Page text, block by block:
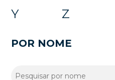
Y
Z
POR NOME